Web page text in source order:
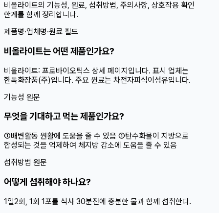
비올라이트의 기능성, 원료, 섭취방법, 주의사항, 상호작용 확인
한계를 함께 정리합니다.
제품명·업체명·원료 필드
비올라이트는 어떤 제품인가요?
비올라이트: 프로바이오틱스 상세 페이지입니다. 표시 업체는
한독화장품(주)입니다. 주요 원료는 차전자피식이섬유입니다.
기능성 원문
무엇을 기대하고 먹는 제품인가요?
①배변활동 원활에 도움을 줄 수 있음 ①탄수화물이 지방으로
합성되는 것을 억제하여 체지방 감소에 도움을 줄 수 있음
섭취방법 원문
어떻게 섭취해야 하나요?
1일2회, 1회 1포를 식사 30분전에 충분한 물과 함께 섭취한다.